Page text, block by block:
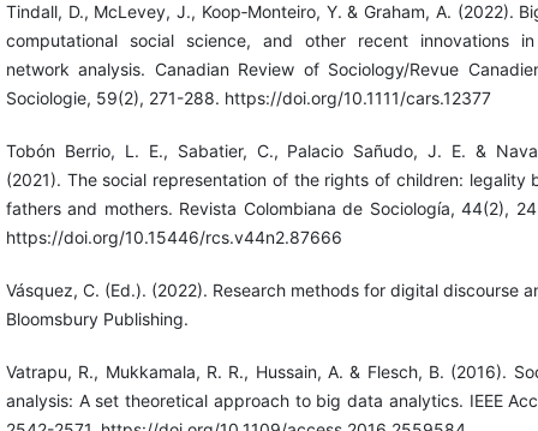
Tindall, D., McLevey, J., Koop‐Monteiro, Y. & Graham, A. (2022).
computational social science, and other recent innovations
network analysis. Canadian Review of Sociology/Revue
Sociologie, 59(2), 271-288. https://doi.org/10.1111/cars.12377
Tobón Berrio, L. E., Sabatier, C., Palacio Sañudo, J. E. &
(2021). The social representation of the rights of children: legality
fathers and mothers. Revista Colombiana de Sociología, 44(2),
https://doi.org/10.15446/rcs.v44n2.87666
Vásquez, C. (Ed.). (2022). Research methods for digital discourse
Bloomsbury Publishing.
Vatrapu, R., Mukkamala, R. R., Hussain, A. & Flesch, B. (2016).
analysis: A set theoretical approach to big data analytics. IEEE